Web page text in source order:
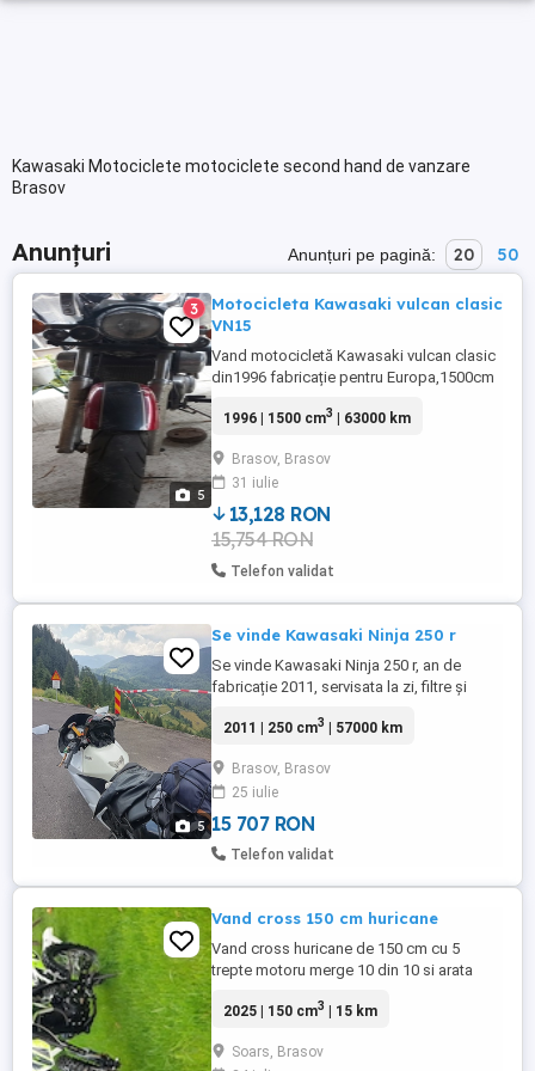
Kawasaki Motociclete motociclete second hand de vanzare
Brasov
Anunțuri Anunțuri pe pagină: 20 50
5
3
Motocicleta Kawasaki vulcan clasic
VN15
Vand motocicletă Kawasaki vulcan clasic
din1996 fabricație pentru Europa,1500cm
funcționare,63000km.
1996 | 1500 cm3 | 63000 km
Brasov, Brasov
31 iulie
13,128 RON
15,754 RON
Telefon validat
5
Se vinde Kawasaki Ninja 250 r
Se vinde Kawasaki Ninja 250 r, an de
fabricație 2011, servisata la zi, filtre și
noi, chit de lant nou, toba originala, bine
57000km, în creștere. Mici defecte
estetice pe partea dreapta. O motocicleta
perfecta pentru persoanele ...
2011 | 250 cm3 | 57000 km
Brasov, Brasov
25 iulie
15 707 RON
Telefon validat
Vand cross 150 cm huricane
Vand cross huricane de 150 cm cu 5
trepte motoru merge 10 din 10 si arata
2025
2025 | 150 cm3 | 15 km
Soars, Brasov